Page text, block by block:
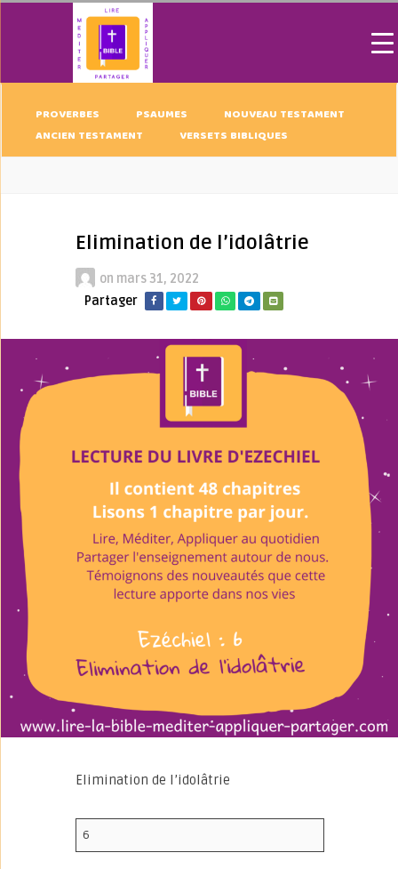
PROVERBES PSAUMES
NOUVEAU TESTAMENT
ANCIEN TESTAMENT
VERSETS BIBLIQUES
Elimination de l’idolâtrie
on mars 31, 2022
Partager
Elimination de l’idolâtrie
6